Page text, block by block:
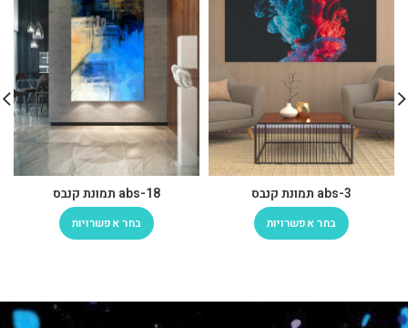
abs-3 תמונת קנבס
בחר אפשרויות
abs-18 תמונת קנבס
בחר אפשרויות